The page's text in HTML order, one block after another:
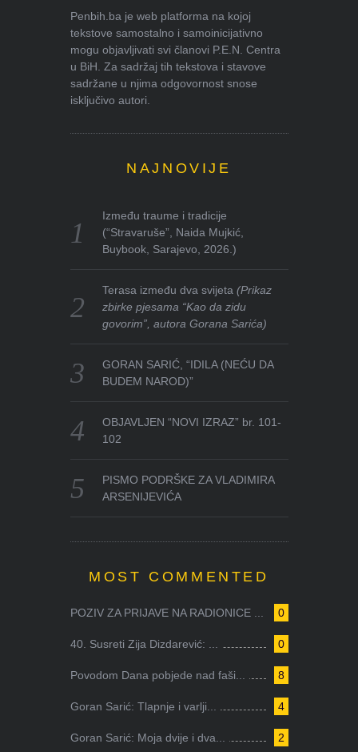
Penbih.ba je web platforma na kojoj
tekstove samostalno i samoinicijativno
mogu objavljivati svi članovi P.E.N. Centra
u BiH. Za sadržaj tih tekstova i stavove
sadržane u njima odgovornost snose
isključivo autori.
NAJNOVIJE
Između traume i tradicije
(“Stravaruše”, Naida Mujkić,
Buybook, Sarajevo, 2026.)
Terasa između dva svijeta(Prikaz
zbirke pjesama “Kao da zidu
govorim”, autora Gorana Sarića)
GORAN SARIĆ, “IDILA (NEĆU DA
BUDEM NAROD)”
OBJAVLJEN “NOVI IZRAZ” br. 101-
102
PISMO PODRŠKE ZA VLADIMIRA
ARSENIJEVIĆA
MOST COMMENTED
0
POZIV ZA PRIJAVE NA RADIONICE ...
0
40. Susreti Zija Dizdarević: ...
8
Povodom Dana pobjede nad faši...
4
Goran Sarić: Tlapnje i varlji...
2
Goran Sarić: Moja dvije i dva...